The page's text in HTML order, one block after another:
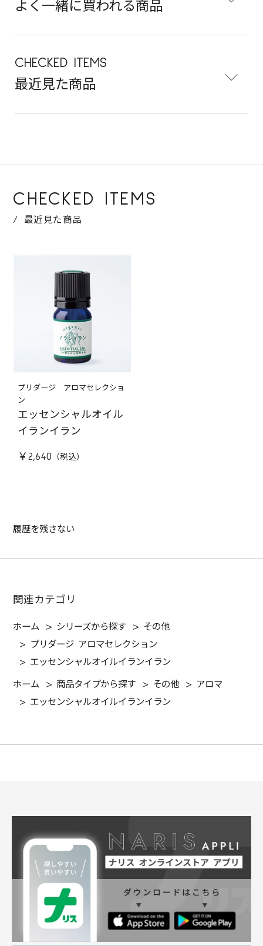
よく一緒に買われる商品
CHECKED ITEMS
最近見た商品
CHECKED ITEMS
最近見た商品
プリダージ アロマセレクショ
ン
エッセンシャルオイル
イランイラン
￥2,640
履歴を残さない
関連カテゴリ
ホーム > シリーズから探す >
その他
>
プリダージ アロマセレクション
> エッセンシャルオイルイランイラン
ホーム > 商品タイプから探す > その他 >
アロマ
> エッセンシャルオイルイランイラン